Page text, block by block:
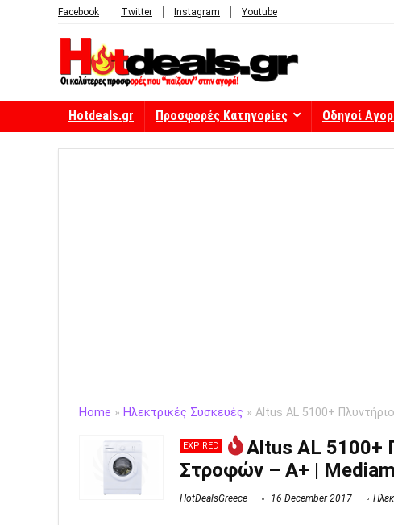
Facebook Twitter Instagram Youtube
Hotdeals.gr Προσφορές Κατηγορίες Οδηγοί
Home » Hλεκτρικές Συσκευές » Altus AL 5100+
EXPIRED
Altus AL 5100+
Στροφών – A+ |
HotDealsGreece 16 December 2017